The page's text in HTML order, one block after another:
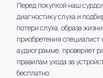
Перед покупкой наш
диагностику слуха и
потери слуха, образа
приобретения специалист
аудиограмме, проверяет
правилам ухода за
бесплатно.